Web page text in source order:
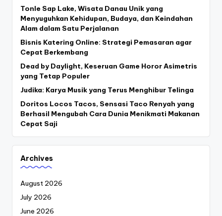
Tonle Sap Lake, Wisata Danau Unik yang
Menyuguhkan Kehidupan, Budaya, dan Keindahan
Alam dalam Satu Perjalanan
Bisnis Katering Online: Strategi Pemasaran agar
Cepat Berkembang
Dead by Daylight, Keseruan Game Horor Asimetris
yang Tetap Populer
Judika: Karya Musik yang Terus Menghibur Telinga
Doritos Locos Tacos, Sensasi Taco Renyah yang
Berhasil Mengubah Cara Dunia Menikmati Makanan
Cepat Saji
Archives
August 2026
July 2026
June 2026